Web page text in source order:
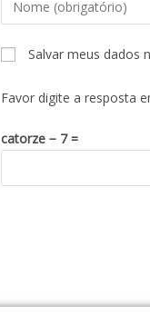
Salvar meus dados
Favor digite a resposta
catorze − 7 =